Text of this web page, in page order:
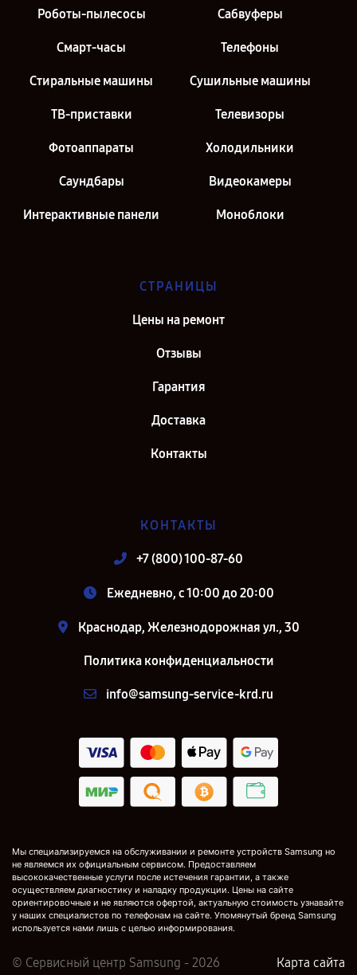
Роботы-пылесосы Сабвуферы
Смарт-часы Телефоны
Стиральные машины Сушильные машины
ТВ-приставки Телевизоры
Фотоаппараты Холодильники
Саундбары Видеокамеры
Интерактивные панели Моноблоки
СТРАНИЦЫ
Цены на ремонт
Отзывы
Гарантия
Доставка
Контакты
КОНТАКТЫ
+7 (800) 100-87-60
Ежедневно, с 10:00 до 20:00
Краснодар, Железнодорожная ул., 30
Политика конфиденциальности
info@samsung-service-krd.ru
Мы специализируемся на обслуживании и ремонте устройств Samsung но
не являемся их официальным сервисом. Предоставляем
высококачественные услуги после истечения гарантии, а также
осуществляем диагностику и наладку продукции. Цены на сайте
ориентировочные и не являются офертой, актуальную стоимость узнавайте
у наших специалистов по телефонам на сайте. Упомянутый бренд Samsung
используется нами лишь с целью информирования.
© Сервисный центр Samsung - 2026 Карта сайта